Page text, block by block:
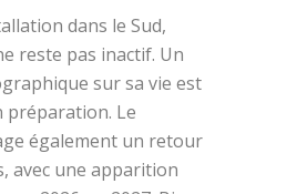
dans le Sud,
reste pas inactif. Un
sur sa vie est
préparation. Le
également un retour
avec une apparition